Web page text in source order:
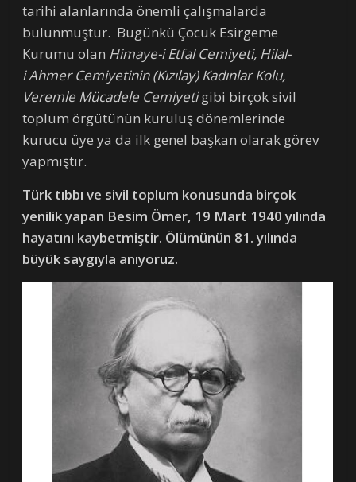
tarihi alanlarında önemli çalışmalarda
bulunmuştur. Bugünkü Çocuk Esirgeme
Kurumu olan Himaye-i Etfal Cemiyeti, Hilal-
i Ahmer Cemiyetinin (Kızılay) Kadınlar Kolu,
Veremle Mücadele Cemiyetigibi birçok sivil
toplum örgütünün kuruluş dönemlerinde
kurucu üye ya da ilk genel başkan olarak görev
yapmıştır.
Türk tıbbı ve sivil toplum konusunda birçok
yenilik yapan Besim Ömer, 19 Mart 1940 yılında
hayatını kaybetmiştir. Ölümünün 81. yılında
büyük saygıyla anıyoruz.